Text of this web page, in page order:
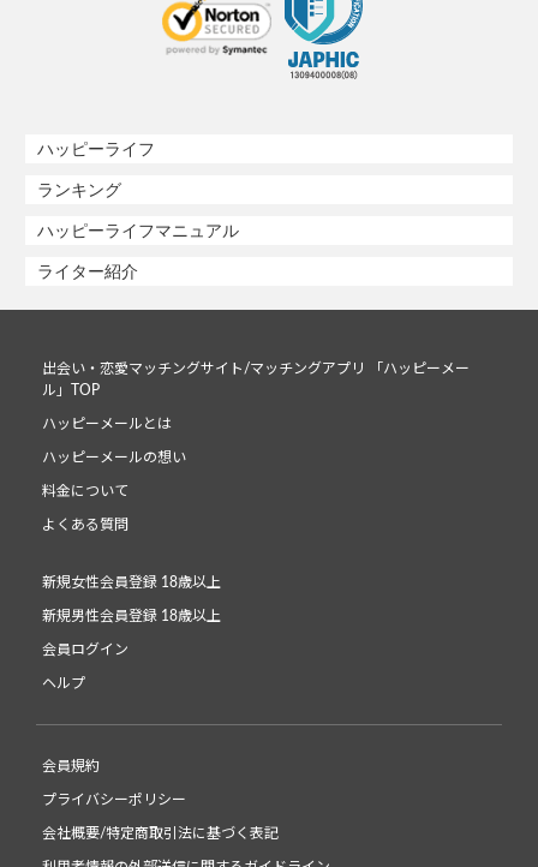
ハッピーライフ
ランキング
ハッピーライフマニュアル
ライター紹介
出会い・恋愛マッチングサイト/マッチングアプリ 「ハッピーメー
ル」TOP
ハッピーメールとは
ハッピーメールの想い
料金について
よくある質問
新規女性会員登録 18歳以上
新規男性会員登録 18歳以上
会員ログイン
ヘルプ
会員規約
プライバシーポリシー
会社概要/特定商取引法に基づく表記